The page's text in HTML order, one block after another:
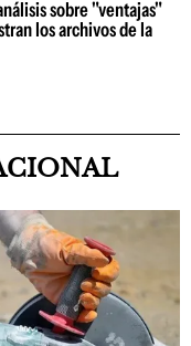
sobre "ventajas"
los archivos de la